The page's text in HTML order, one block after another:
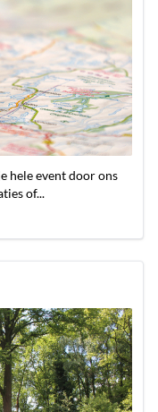
hele event door ons
of...